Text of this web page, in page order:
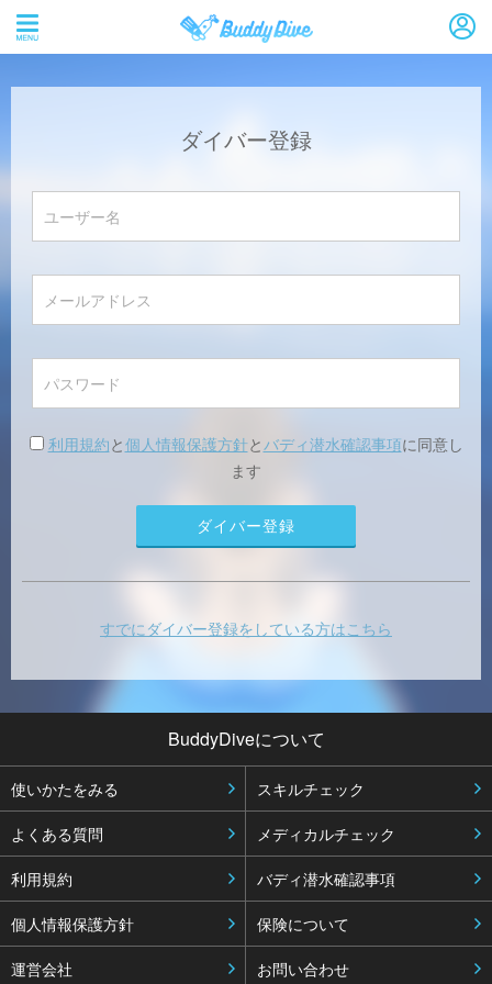
ダイバー登録
利用規約と個人情報保護方針とバディ潜水確認事項に同意し
ます
すでにダイバー登録をしている方はこちら
BuddyDiveについて
使いかたをみる スキルチェック
よくある質問 メディカルチェック
利用規約 バディ潜水確認事項
個人情報保護方針 保険について
運営会社 お問い合わせ